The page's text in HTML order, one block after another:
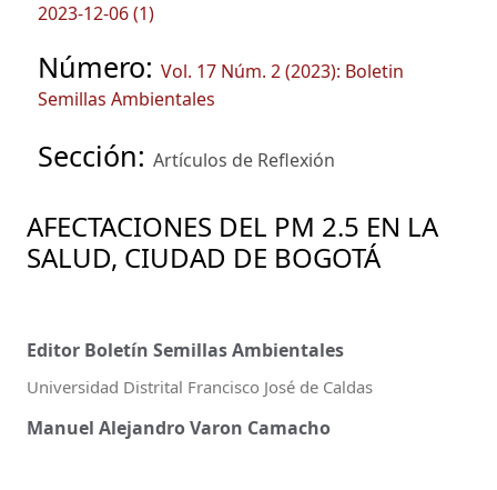
2023-12-06 (1)
Número: Vol. 17 Núm. 2 (2023): Boletin
Semillas Ambientales
Sección: Artículos de Reflexión
AFECTACIONES DEL PM 2.5 EN LA
SALUD, CIUDAD DE BOGOTÁ
Editor Boletín Semillas Ambientales
Universidad Distrital Francisco José de Caldas
Manuel Alejandro Varon Camacho